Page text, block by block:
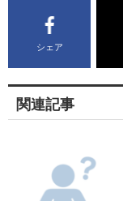
シェア
関連記事